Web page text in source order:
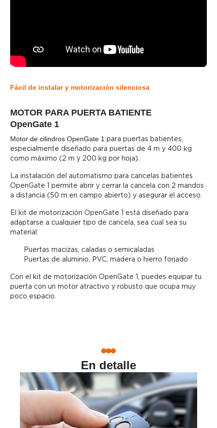
Fácil de instalar y motorización silenciosa
MOTOR PARA PUERTA BATIENTE
OpenGate 1
Motor de cilindros OpenGate 1 para puertas batientes,
especialmente diseñado para puertas de 4 m y 400 kg
como máximo (2 m y 200 kg por hoja).
La instalación del automatismo para cancelas batientes
OpenGate 1 permite abrir y cerrar la cancela con 2 mandos
a distancia (50 m en campo abierto) y asegurar el acceso.
El kit de motorización OpenGate 1 está diseñado para
adaptarse a cualquier tipo de cancela, sea cual sea su
material:
Puertas macizas, caladas o semicaladas
Puertas de aluminio, PVC, madera o hierro forjado
Con el kit de motorización OpenGate 1, puedes equipar tu
puerta con un motor atractivo y robusto que ocupa muy
poco espacio.
En detalle